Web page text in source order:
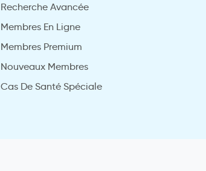
Recherche Avancée
Membres En Ligne
Membres Premium
Nouveaux Membres
Cas De Santé Spéciale